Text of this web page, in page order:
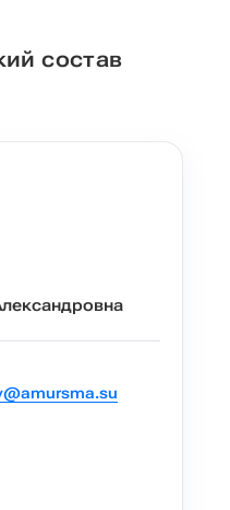
состав